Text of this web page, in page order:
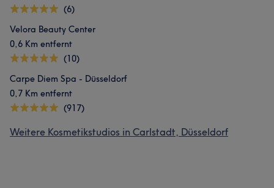
(6)
Velora Beauty Center
0,6 Km entfernt
(10)
Carpe Diem Spa - Düsseldorf
0,7 Km entfernt
(917)
Weitere Kosmetikstudios in Carlstadt, Düsseldorf